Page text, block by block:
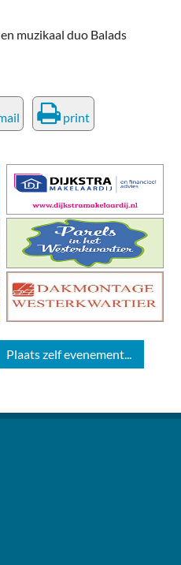
muzikaal duo Balads
print
Plaats zelf evenement...